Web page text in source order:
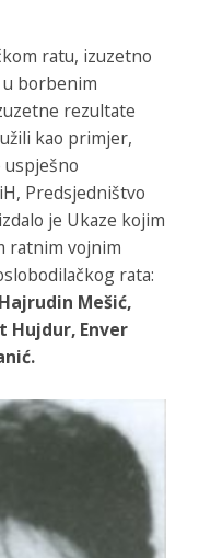
ratu, izuzetno
borbenim
rezultate
kao primjer,
, Predsjedništvo
je Ukaze kojim
ratnim vojnim
rata:
Mešić,
Hujdur, Enver